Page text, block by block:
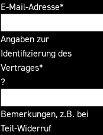
E-Mail-Adresse*
Angaben zur
Identifizierung des
Vertrages*
?
Bemerkungen, z.B. bei
Teil-Widerruf